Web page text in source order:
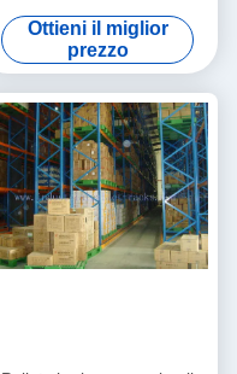
dello stretto molto che
immagazzina l'arancia del
sistema di gestione
Ottieni il miglior
prezzo